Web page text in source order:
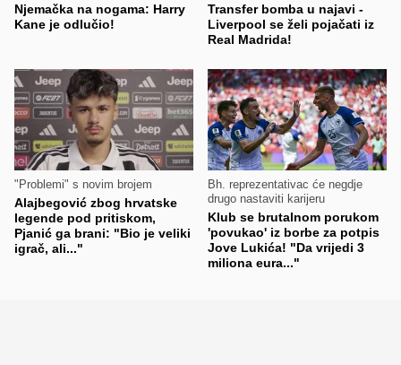
Njemačka na nogama: Harry
Kane je odlučio!
Transfer bomba u najavi -
Liverpool se želi pojačati iz
Real Madrida!
"Problemi" s novim brojem
Alajbegović zbog hrvatske
legende pod pritiskom,
Pjanić ga brani: "Bio je veliki
igrač, ali..."
Bh. reprezentativac će negdje
drugo nastaviti karijeru
Klub se brutalnom porukom
'povukao' iz borbe za potpis
Jove Lukića! "Da vrijedi 3
miliona eura..."